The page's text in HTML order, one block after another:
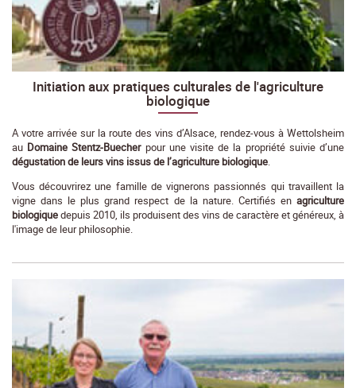
Initiation aux pratiques culturales de l'agriculture
biologique
A votre arrivée sur la route des vins d’Alsace, rendez-vous à Wettolsheim
au Domaine Stentz-Buecherpour une visite de la propriété suivie d’une
dégustation de leurs vins issus de l’agriculture biologique.
Vous découvrirez une famille de vignerons passionnés qui travaillent la
vigne dans le plus grand respect de la nature. Certifiés en agriculture
biologiquedepuis 2010, ils produisent des vins de caractère et généreux, à
l'image de leur philosophie.